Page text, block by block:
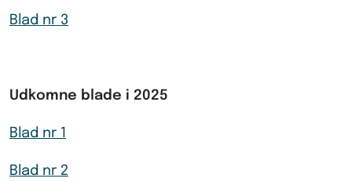
Blad nr 3
Udkomne blade i 2025
Blad nr 1
Blad nr 2